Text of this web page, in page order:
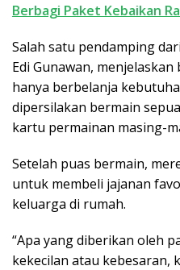
Berbagi Paket Kebaikan
Salah satu pendamping
Edi Gunawan,
hanya berbelanja
dipersilakan bermain
kartu permainan masing-
Setelah puas bermain,
untuk membeli jajanan
keluarga di rumah.
“Apa yang diberikan oleh
kekecilan atau kebesaran,